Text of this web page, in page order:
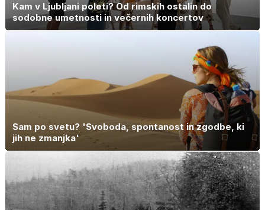
Kam v Ljubljani poleti? Od rimskih ostalin do
sodobne umetnosti in večernih koncertov
Sam po svetu? 'Svoboda, spontanost in zgodbe, ki
jih ne zmanjka'